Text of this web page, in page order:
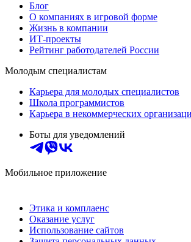
Блог
О компаниях в игровой форме
Жизнь в компании
ИТ-проекты
Рейтинг работодателей России
Молодым специалистам
Карьера для молодых специалистов
Школа программистов
Карьера в некоммерческих
Боты для уведомлений
Мобильное приложение
Этика и комплаенс
Оказание услуг
Использование сайтов